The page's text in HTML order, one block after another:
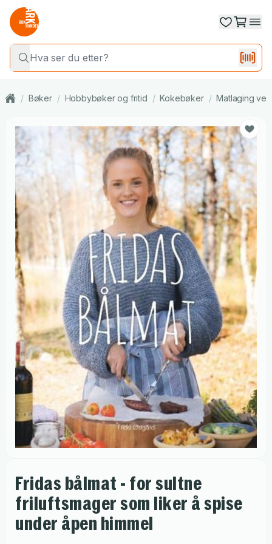
/ Bøker / Hobbybøker og fritid / Kokebøker / Matlaging
Fridas bålmat - for sultne
friluftsmager som liker å spise
under åpen himmel